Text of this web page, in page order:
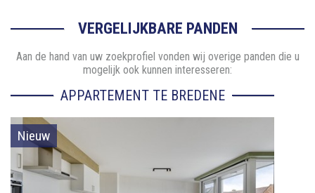
VERGELIJKBARE PANDEN
Aan de hand van uw zoekprofiel vonden wij overige panden die u
mogelijk ook kunnen interesseren:
APPARTEMENT TE BREDENE
Nieuw